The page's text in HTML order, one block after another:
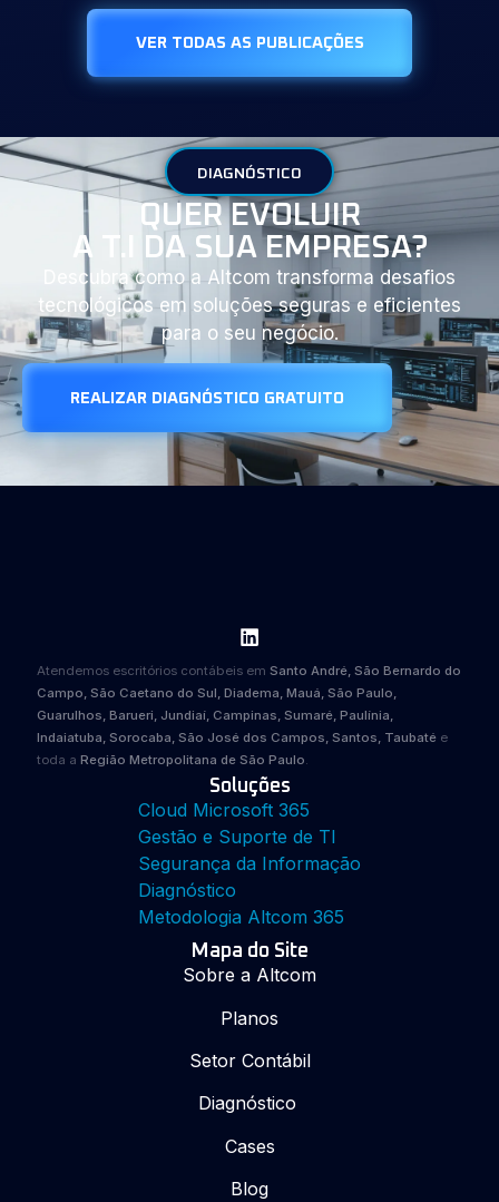
VER TODAS AS PUBLICAÇÕES
DIAGNÓSTICO
QUER EVOLUIR
A T.I DA SUA EMPRESA?
Descubra como a Altcom transforma desafios
tecnológicos em soluções seguras e eficientes
para o seu negócio.
REALIZAR DIAGNÓSTICO GRATUITO
Atendemos escritórios contábeis em Santo André, São Bernardo do
Campo, São Caetano do Sul, Diadema, Mauá, São Paulo,
Guarulhos, Barueri, Jundiaí, Campinas, Sumaré, Paulínia,
Indaiatuba, Sorocaba, São José dos Campos, Santos, Taubaté e
toda a Região Metropolitana de São Paulo.
Soluções
Cloud Microsoft 365
Gestão e Suporte de TI
Segurança da Informação
Diagnóstico
Metodologia Altcom 365
Mapa do Site
Sobre a Altcom
Planos
Setor Contábil
Diagnóstico
Cases
Blog